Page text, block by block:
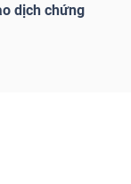
dịch chứng